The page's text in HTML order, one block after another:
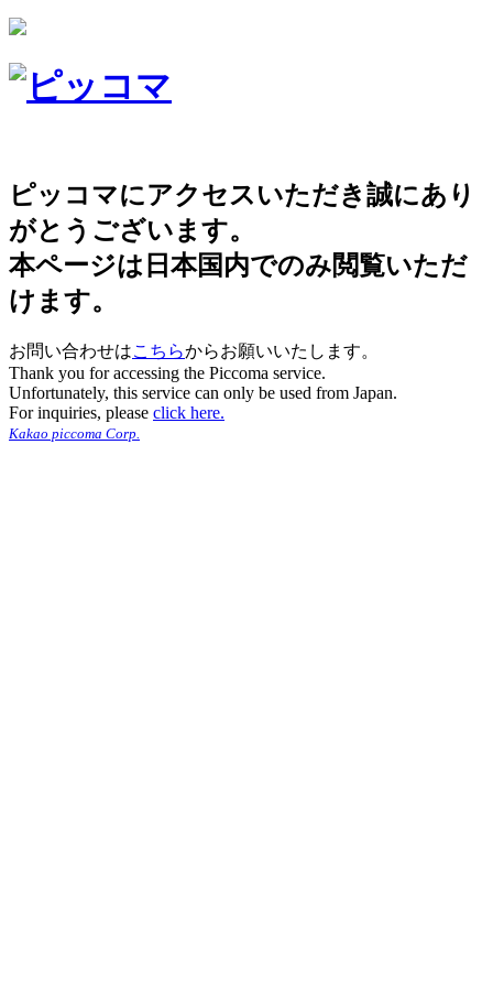
ピッコマにアクセスいただき誠にあり
がとうございます。
本ページは日本国内でのみ閲覧いただ
けます。
お問い合わせはこちらからお願いいたします。
Thank you for accessing the Piccoma service.
Unfortunately, this service can only be used from Japan.
For inquiries, please click here.
Kakao piccoma Corp.